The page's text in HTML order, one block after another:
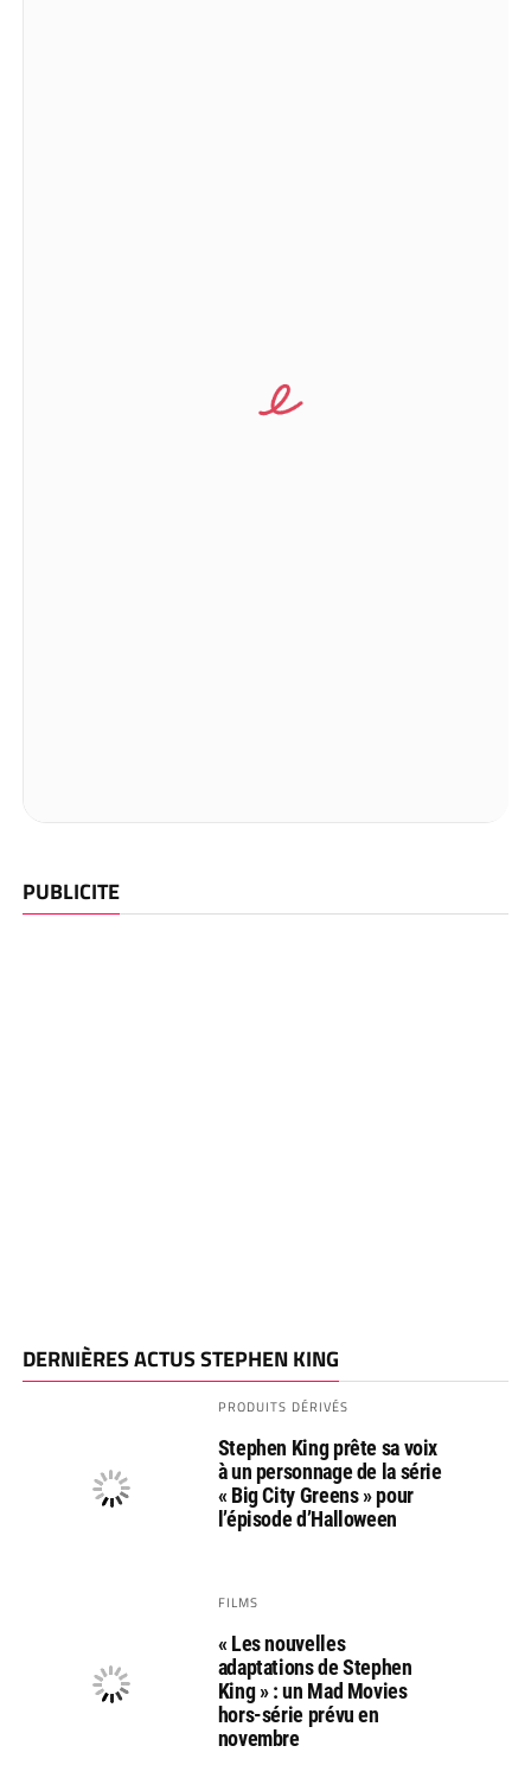
PUBLICITE
DERNIÈRES ACTUS STEPHEN KING
PRODUITS DÉRIVÉS
Stephen King prête sa voix
à un personnage de la série
« Big City Greens » pour
l’épisode d’Halloween
FILMS
« Les nouvelles
adaptations de Stephen
King » : un Mad Movies
hors-série prévu en
novembre